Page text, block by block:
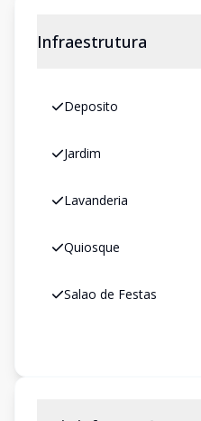
Infraestrutura
Deposito
Jardim
Lavanderia
Quiosque
Salao de Festas